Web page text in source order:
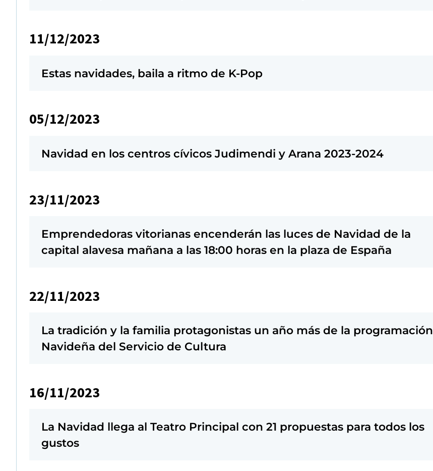
11/12/2023
Estas navidades, baila a ritmo de K-Pop
05/12/2023
Navidad en los centros cívicos Judimendi y Arana 2023-2024
23/11/2023
Emprendedoras vitorianas encenderán las luces de Navidad de la
capital alavesa mañana a las 18:00 horas en la plaza de España
22/11/2023
La tradición y la familia protagonistas un año más de la programación
Navideña del Servicio de Cultura
16/11/2023
La Navidad llega al Teatro Principal con 21 propuestas para todos los
gustos